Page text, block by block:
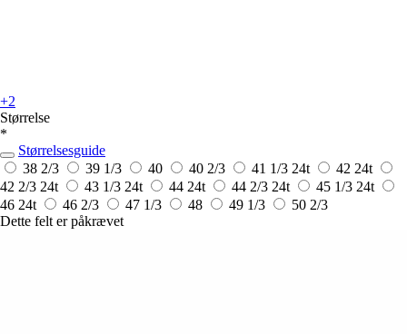
+2
Størrelse
*
Størrelsesguide
38 2/3
39 1/3 40 40 2/3 41 1/3 24t 42 24t
42 2/3 24t 43 1/3 24t 44 24t 44 2/3 24t 45 1/3 24t
46 24t 46 2/3 47 1/3 48 49 1/3
50 2/3
Dette felt er påkrævet